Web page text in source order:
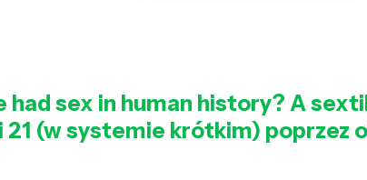
sex in human history? A
(w systemie krótkim) poprzez